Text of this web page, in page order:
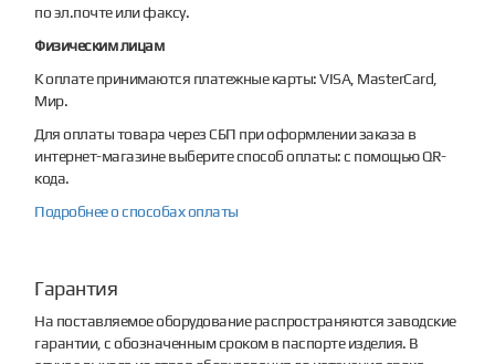
по эл.почте или факсу.
Физическим лицам
К оплате принимаются платежные карты: VISA, MasterCard,
Мир.
Для оплаты товара через СБП при оформлении заказа в
интернет-магазине выберите способ оплаты: с помощью QR-
кода.
Подробнее о способах оплаты
Гарантия
На поставляемое оборудование распространяются заводские
гарантии, с обозначенным сроком в паспорте изделия. В